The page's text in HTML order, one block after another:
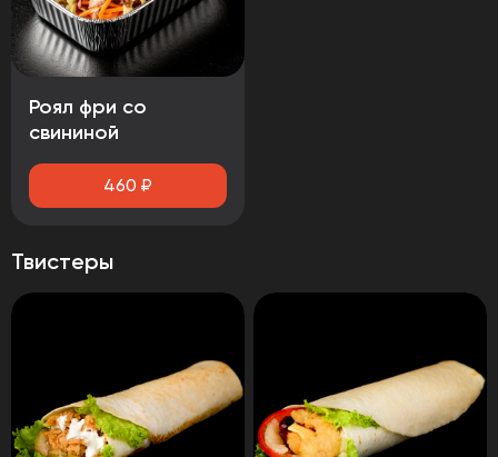
Роял фри со
свининой
460 ₽
Твистеры